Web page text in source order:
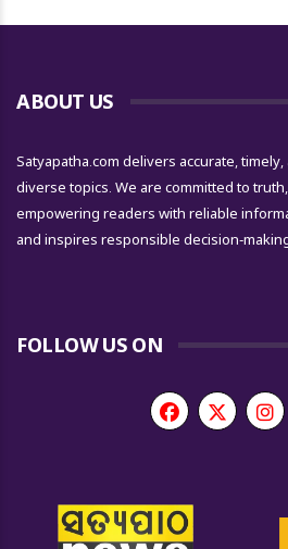
ABOUT US
Satyapatha.com delivers accurate,
diverse topics. We are committed to
empowering readers with reliable
and inspires responsible decision-
FOLLOW US ON